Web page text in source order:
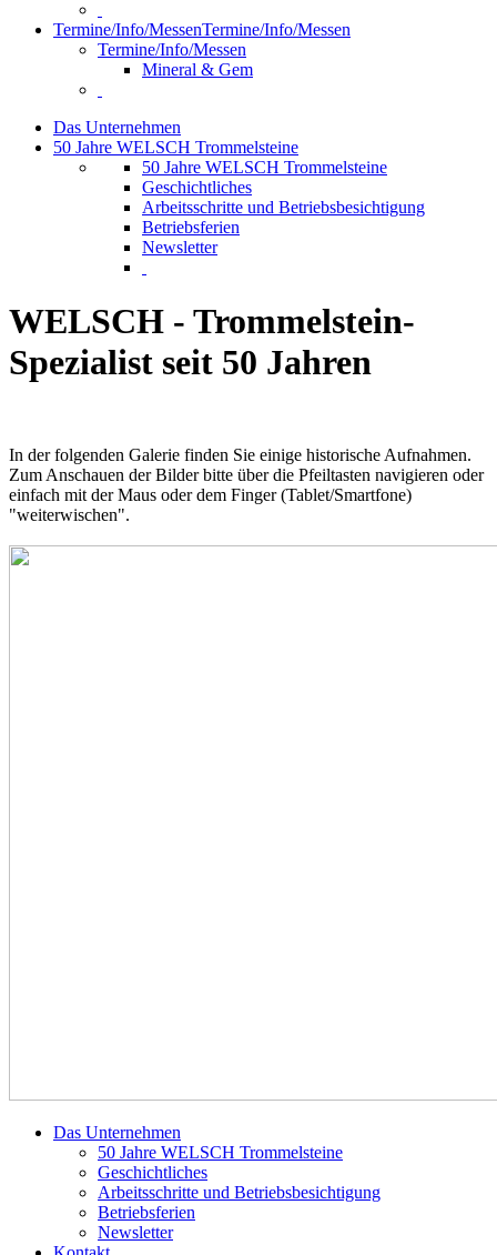
Termine/Info/MessenTermine/Info/Messen
Termine/Info/Messen
Mineral & Gem
Das Unternehmen
50 Jahre WELSCH Trommelsteine
50 Jahre WELSCH Trommelsteine
Geschichtliches
Arbeitsschritte und Betriebsbesichtigung
Betriebsferien
Newsletter
WELSCH - Trommelstein-
Spezialist seit 50 Jahren
In der folgenden Galerie finden Sie einige historische Aufnahmen.
Zum Anschauen der Bilder bitte über die Pfeiltasten navigieren oder
einfach mit der Maus oder dem Finger (Tablet/Smartfone)
"weiterwischen".
Das Unternehmen
50 Jahre WELSCH Trommelsteine
Geschichtliches
Arbeitsschritte und Betriebsbesichtigung
Betriebsferien
Newsletter